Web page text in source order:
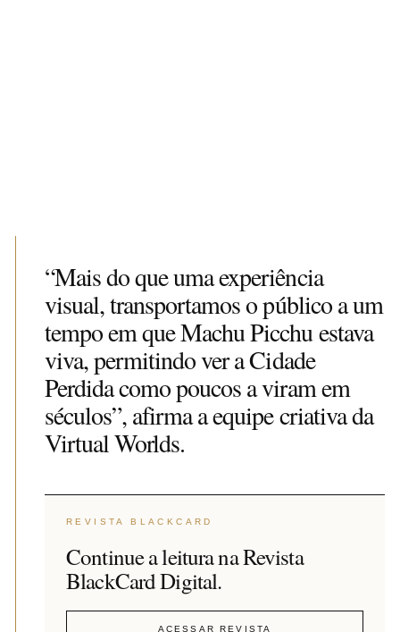
“Mais do que uma experiência
visual, transportamos o público a um
tempo em que Machu Picchu estava
viva, permitindo ver a Cidade
Perdida como poucos a viram em
séculos”, afirma a equipe criativa da
Virtual Worlds.
REVISTA BLACKCARD
Continue a leitura na Revista
BlackCard Digital.
ACESSAR REVISTA